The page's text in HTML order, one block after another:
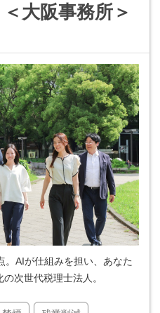
大阪事務所＞
。AIが仕組みを担い、あなた
次世代税理士法人。